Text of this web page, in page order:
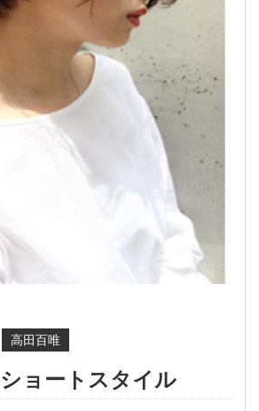
高田百唯
ョートスタイル